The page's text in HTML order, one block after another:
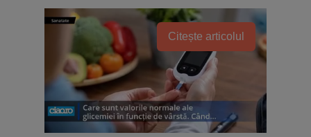
Citește articolul